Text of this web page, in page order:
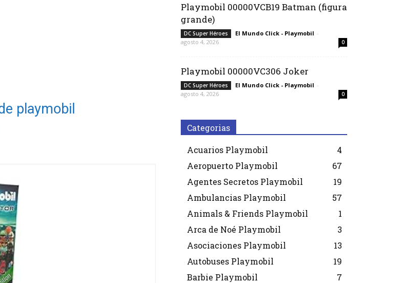
playmobil
Playmobil 00000VCB19 Batman (figura
grande)
DC Super Héroes El Mundo Click - Playmobil -
agosto 4, 2026
0
Playmobil 00000VC306 Joker
DC Super Héroes El Mundo Click - Playmobil -
agosto 4, 2026
0
Categorias
Acuarios Playmobil
4
Aeropuerto Playmobil
67
Agentes Secretos Playmobil
19
Ambulancias Playmobil
57
Animals & Friends Playmobil
1
Arca de Noé Playmobil
3
Asociaciones Playmobil
13
Autobuses Playmobil
19
Barbie Playmobil
7